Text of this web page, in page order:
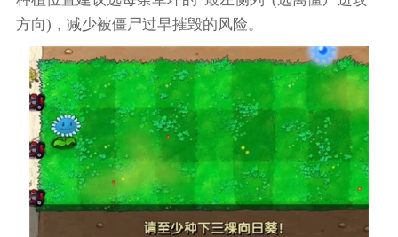
方向)，减少被僵尸过早摧毁的风险。